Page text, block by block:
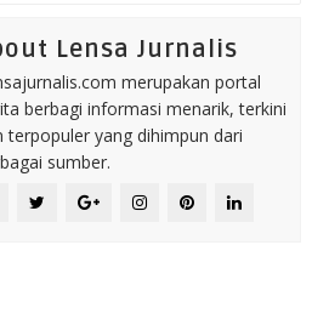
Lensa Jurnalis
merupakan portal
berbagi informasi menarik, terkini
terpopuler yang dihimpun dari
sumber.